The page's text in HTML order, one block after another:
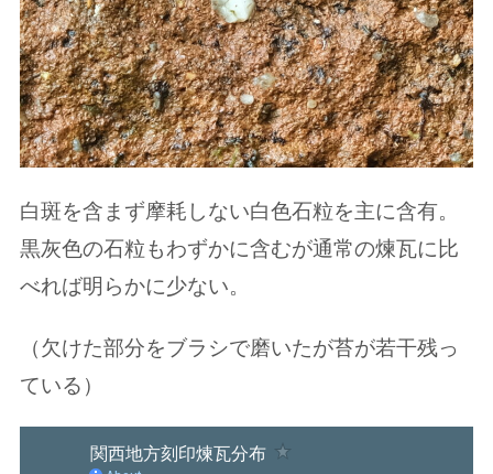
白斑を含まず摩耗しない白色石粒を主に含有。
黒灰色の石粒もわずかに含むが通常の煉瓦に比
べれば明らかに少ない。
（欠けた部分をブラシで磨いたが苔が若干残っ
ている）